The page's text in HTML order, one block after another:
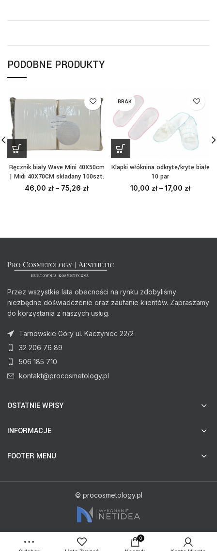
PODOBNE PRODUKTY
Ręcznik biały Wave Mini 40X50cm
| Midi 40X70CM składany 100szt.
46,00 zł – 75,26 zł
BRAK
Klapki włóknina odkryte/kryte białe
10 par
10,00 zł – 17,00 zł
Przez wszystkie lata obecności na rynku zdobyliśmy
niezbędne doświadczenie oraz zaufanie klientów. Zapraszamy
do korzystania z naszych usług.
Tarnowskie Góry ul. Kaczyniec 22/2
32 206 76 89
506 185 710
kontakt@procosmetology.pl
OSTATNIE WPISY
INFORMACJE
FOOTER MENU
© procosmetology.pl
0